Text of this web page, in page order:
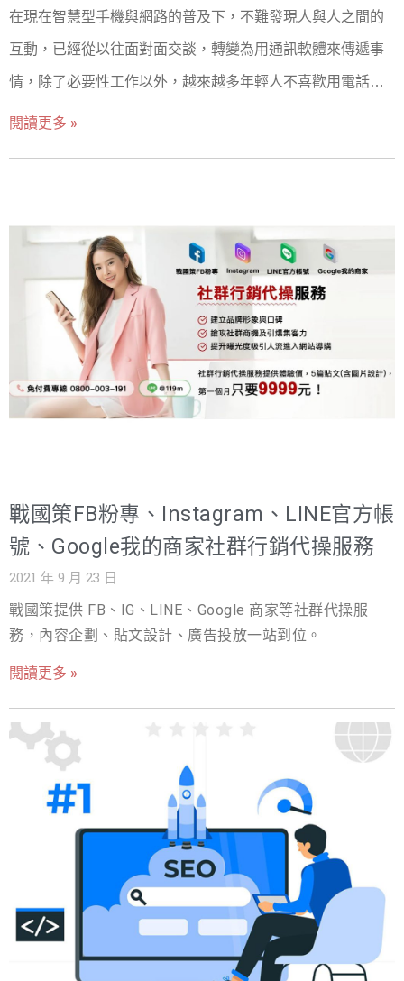
研究，從前面提的幾項
章，同樣可以達到口碑行銷目的。雖然缺少了品牌的知名度
發文平台 當品牌端定義好消費者輪廓與產品定位後，除了發
布於自身的部落格平台以外，更可以挑選其他符合商品主題
的平台作為推廣！好比說你幫店家美食寫文章曝光，就適合
多佈局在愛食記、Dcard的美食討論版、IG社群等等平台。可
以讓有類似興趣的受眾更容易找到你分享的內容。如果你分
享的是家電用品，建議可以曝光於PTT、Mobile01、mybest
特性，達到曝光與口碑行銷的效益。 ▲挑選適合產品的平
台，讓網路聲量發揮到最大。 三、累積品牌聲量，商品評價
的重要性 1.網路世代下的聲量累積 想要提高品牌聲量，更
在現在智慧型手機與網路的普及下，不難發現人與人之間的
互動，已經從以往面對面交談，轉變為用通訊軟體來傳遞事
情，除了必要性工作以外，越來越多年輕人不喜歡用電話直
接溝通。原因可能有很多種，或許是不想打擾到對方，又或
訊，再加上便利的智慧型手機，人們無時無刻都會被網路廣
告所推廣到，但消費者也越來越聰明，大多數的人們已經不
太相信廣告所提及的內容，比起直接的推薦，人們更喜歡自
己搜尋網路評價，看看網友怎麼說，相較於商業性質的文
章，真實的新的回饋才是現在人們最想看的。 網路評論的重
要性 也因為現代人喜歡自己找評價，再加上現在的網路媒體
的知道，其他的網友、素人或是真實的消費者，他們的反應
跟看法是甚麼，也因為是由自己主動去發掘去找的資料，相
較於廠商刻意設計好的內容，兩者比較起來，主動搜尋的內
容更讓人信服，更能左右消費者的決定。 網路評價已經深深
影響到人們的選擇，像是想要找附近的美食餐廳，往往就會
直接打開Google地圖，在上面直接搜尋自己想要的美食分
就會跳出附近對應的各種餐廳，此時一定是從最多顆星數的
店家選擇起，4.8顆星或4.5顆星都會讓人覺得是不錯的選擇，
反之若掉到2.8顆星，一般陌生客人還沒有深入了解就已經興
致缺缺了，是有很大的殺傷力的。 當消費者已經養成會看評
論的習慣時，任何一個評論都會讓人在意，想像一下對手的
店家有很多好的評價，而自己則是一個評論都沒有時，這樣
對消費者會怎麼選擇，是一件顯而易見的事，更何況當出現
評論是負評時，可想而知這殺傷力會有多大。 發生網路負面
閱讀更多 »
戰國策FB粉專、Instagram、LINE官方帳
號、Google我的商家社群行銷代操服務
2021 年 9 月 23 日
戰國策提供 FB、IG、LINE、Google 商家等社群代操服
務，內容企劃、貼文設計、廣告投放一站到位。
閱讀更多 »